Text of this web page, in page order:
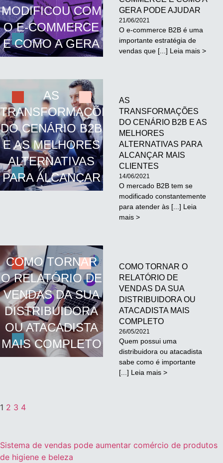
MODIFICOU COM
O E-COMMERCE
E COMO A GERA
PODE AJUDAR
GERA PODE AJUDAR
21/06/2021
O e-commerce B2B é uma
importante estratégia de
vendas que [...] Leia mais >
AS
TRANSFORMAÇÕES
DO CENÁRIO B2B
E AS MELHORES
ALTERNATIVAS
PARA ALCANÇAR
MAIS CLIENTES
AS
TRANSFORMAÇÕES
DO CENÁRIO B2B E AS
MELHORES
ALTERNATIVAS PARA
ALCANÇAR MAIS
CLIENTES
14/06/2021
O mercado B2B tem se
modificado constantemente
para atender às [...] Leia
mais >
COMO TORNAR
O RELATÓRIO DE
VENDAS DA SUA
DISTRIBUIDORA
OU ATACADISTA
MAIS COMPLETO
COMO TORNAR O
RELATÓRIO DE
VENDAS DA SUA
DISTRIBUIDORA OU
ATACADISTA MAIS
COMPLETO
26/05/2021
Quem possui uma
distribuidora ou atacadista
sabe como é importante
[...] Leia mais >
1 2 3 4
Sistema de vendas pode aumentar comércio de produtos
de higiene e beleza